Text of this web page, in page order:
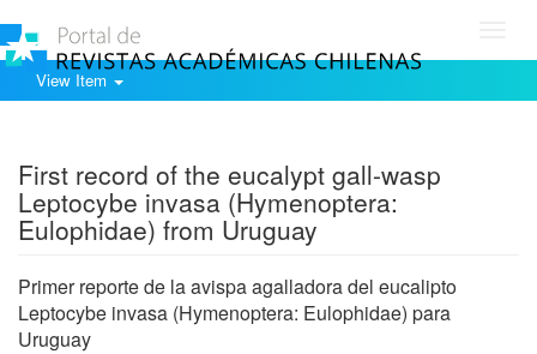
View Item
First record of the eucalypt gall-wasp
Leptocybe invasa (Hymenoptera:
Eulophidae) from Uruguay
Primer reporte de la avispa agalladora del eucalipto
Leptocybe invasa (Hymenoptera: Eulophidae) para
Uruguay